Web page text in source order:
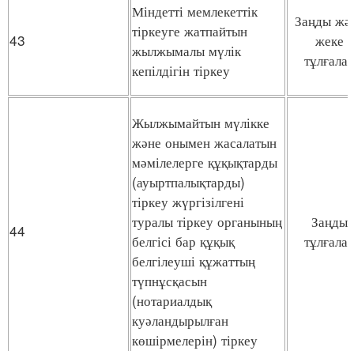
43
Міндетті мемлекеттік
тіркеуге жатпайтын
жылжымалы мүлік
кепілдігін тіркеу
Заңды
жеке
тұлғалар
44
Жылжымайтын мүлікке
және онымен жасалатын
мәмілелерге құқықтарды
(ауыртпалықтарды)
тіркеу жүргізілгені
туралы тіркеу органының
белгісі бар құқық
белгілеуші құжаттың
түпнұсқасын
(нотариалдық
куәландырылған
көшірмелерін) тіркеу
Заңды
тұлғалар